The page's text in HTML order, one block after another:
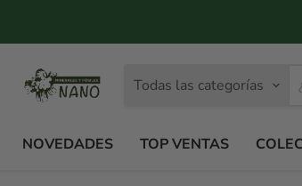
Todas las categorías
NOVEDADES
TOP VENTAS